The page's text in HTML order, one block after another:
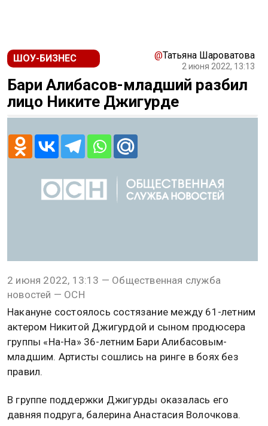
ШОУ-БИЗНЕС @Татьяна Шароватова
2 июня 2022, 13:13
Бари Алибасов-младший разбил
лицо Никите Джигурде
2 июня 2022, 13:13 — Общественная служба
новостей — ОСН
Накануне состоялось состязание между 61-летним
актером Никитой Джигурдой и сыном продюсера
группы «На-На» 36-летним Бари Алибасовым-
младшим. Артисты сошлись на ринге в боях без
правил.
В группе поддержки Джигурды оказалась его
давняя подруга, балерина Анастасия Волочкова.